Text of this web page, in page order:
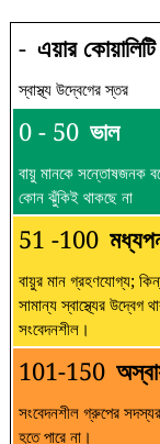
- এয়ার
স্বাস্থ্য উদ্বেগের স্তর
0 - 50 ভাল
বায়ু মানকে সন্তোষজনক
কোন ঝুঁকিই থাকছে না
51 -100
বায়ুর মান গ্রহণযোগ্য;
সামান্য স্বাস্থ্যের উদ্বেগ
সংবেদনশীল।
101-150
সংবেদনশীল গ্রুপের
হতে পারে না।